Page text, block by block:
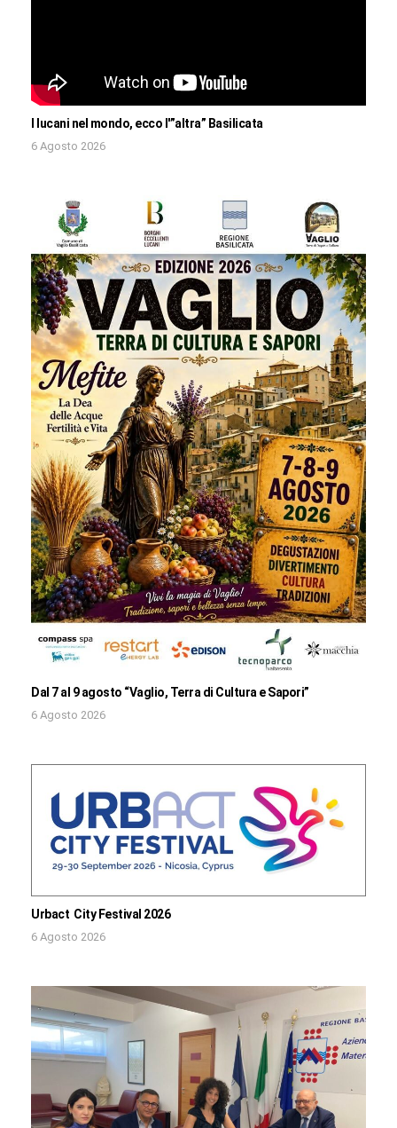
I lucani nel mondo, ecco l'”altra” Basilicata
6 Agosto 2026
Dal 7 al 9 agosto “Vaglio, Terra di Cultura e Sapori”
6 Agosto 2026
Urbact City Festival 2026
6 Agosto 2026